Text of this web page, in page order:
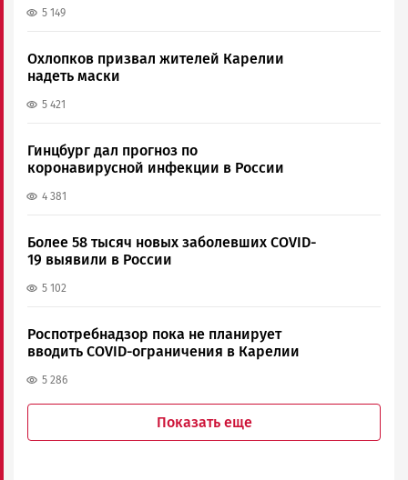
5 149
Охлопков призвал жителей Карелии
надеть маски
5 421
Гинцбург дал прогноз по
коронавирусной инфекции в России
4 381
Более 58 тысяч новых заболевших COVID-
19 выявили в России
5 102
Роспотребнадзор пока не планирует
вводить COVID-ограничения в Карелии
5 286
Показать еще